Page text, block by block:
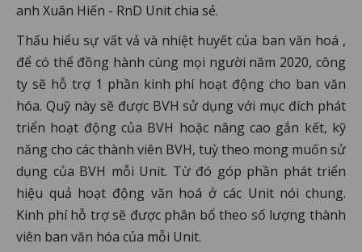
anh Xuân Hiến - RnD Unit chia sẻ.
Thấu hiểu sự vất vả và nhiệt huyết của ban văn hoá ,
để có thể đồng hành cùng mọi người năm 2020, công
ty sẽ hỗ trợ 1 phần kinh phí hoạt động cho ban văn
hóa. Quỹ này sẽ được BVH sử dụng với mục đích phát
triển hoạt động của BVH hoặc nâng cao gắn kết, kỹ
năng cho các thành viên BVH, tuỳ theo mong muốn sử
dụng của BVH mỗi Unit. Từ đó góp phần phát triển
hiệu quả hoạt động văn hoá ở các Unit nói chung.
Kinh phí hỗ trợ sẽ được phân bổ theo số lượng thành
viên ban văn hóa của mỗi Unit.